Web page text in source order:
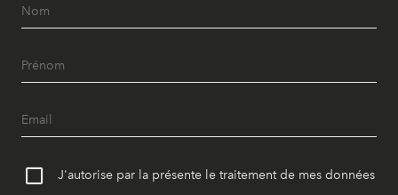
J'autorise par la présente le traitement de mes données